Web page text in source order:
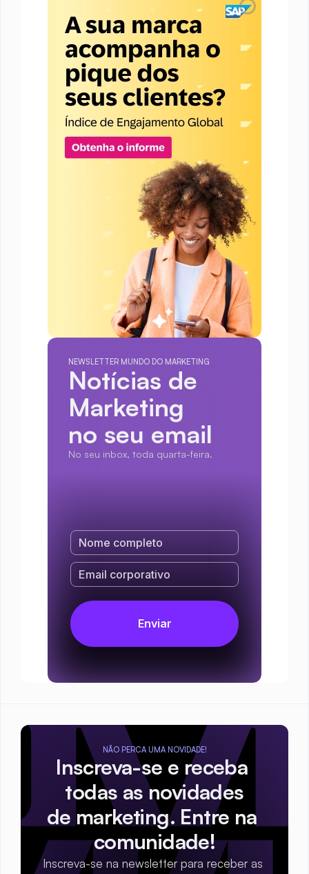
NEWSLETTER MUNDO DO MARKETING
Notícias de
Marketing
no seu email
No seu inbox, toda quarta-feira.
NÃO PERCA UMA NOVIDADE!
Inscreva-se e receba
todas as novidades
de marketing. Entre na
comunidade!
Inscreva-se na newsletter para receber as